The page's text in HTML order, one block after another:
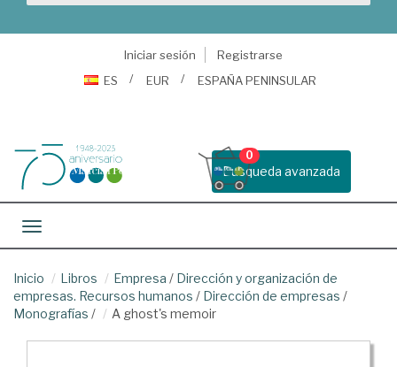
Iniciar sesión
Registrarse
ES
EUR ESPAÑA PENINSULAR
Busqueda avanzada
0
Toggle navigation
Inicio Libros Empresa / Dirección y organización de
empresas. Recursos humanos / Dirección de empresas /
Monografías / A ghost's memoir